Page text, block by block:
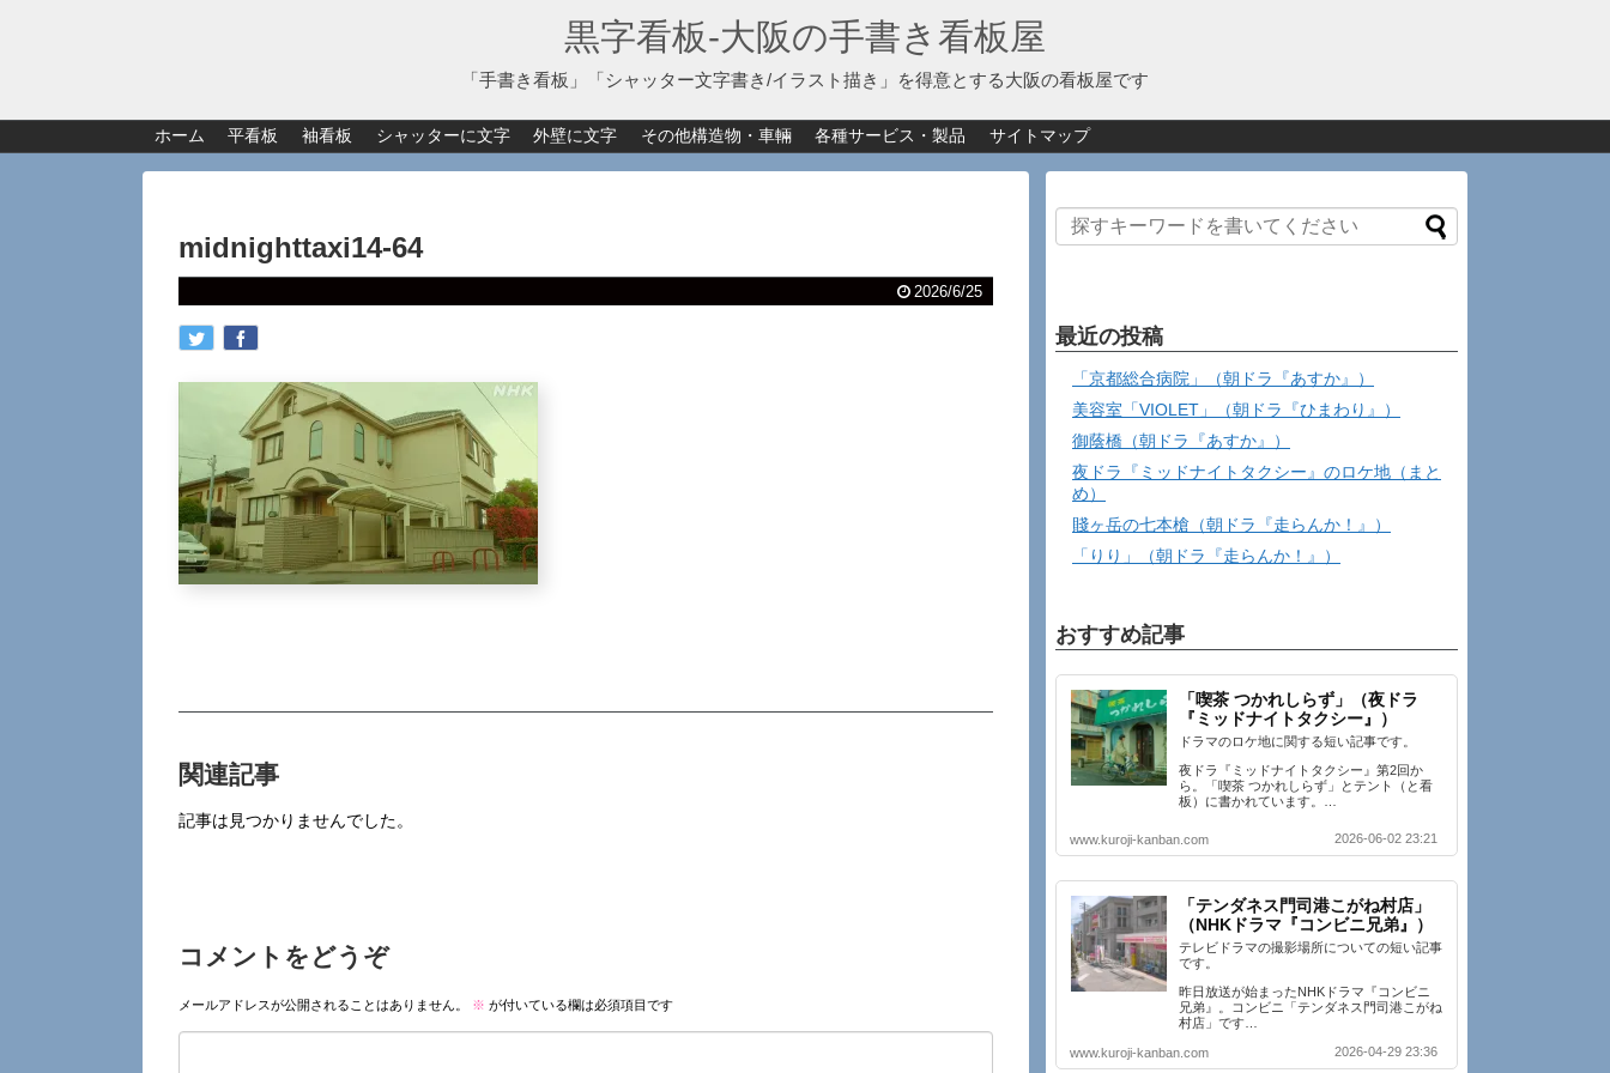
黒字看板‐大阪の手書き看板屋
「手書き看板」「シャッター文字書き/イラスト描き」を得意とする大阪の看板屋です
ホーム 平看板 袖看板 シャッターに文字 外壁に文字 その他構造物・車輛 各種サービス・製品 サイトマップ
midnighttaxi14-64
2026/6/25
関連記事
記事は見つかりませんでした。
コメントをどうぞ
メールアドレスが公開されることはありません。 ※ が付いている欄は必須項目です
最近の投稿
「京都総合病院」（朝ドラ『あすか』）
美容室「VIOLET」（朝ドラ『ひまわり』）
御蔭橋（朝ドラ『あすか』）
夜ドラ『ミッドナイトタクシー』のロケ地（まと
め）
賤ヶ岳の七本槍（朝ドラ『走らんか！』）
「りり」（朝ドラ『走らんか！』）
おすすめ記事
「喫茶 つかれしらず」（夜ドラ
『ミッドナイトタクシー』）
ドラマのロケ地に関する短い記事です。
夜ドラ『ミッドナイトタクシー』第2回か
ら。「喫茶 つかれしらず」とテント（と看
板）に書かれています。…
www.kuroji-kanban.com 2026-06-02 23:21
「テンダネス門司港こがね村店」
（NHKドラマ『コンビニ兄弟』）
テレビドラマの撮影場所についての短い記事
です。
昨日放送が始まったNHKドラマ『コンビニ
兄弟』。コンビニ「テンダネス門司港こがね
村店」です…
www.kuroji-kanban.com 2026-04-29 23:36